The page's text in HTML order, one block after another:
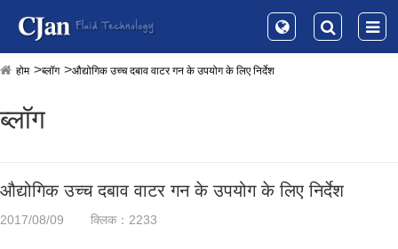
होम ब्लॉग औद्योगिक उच्च दबाव वाटर गन के उपयोग के लिए निर्देश
ब्लॉग
औद्योगिक उच्च दबाव वाटर गन के उपयोग के लिए निर्देश
2017/08/09 क्लिक：2233